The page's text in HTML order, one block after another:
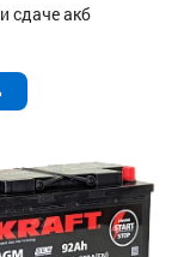
сдаче акб